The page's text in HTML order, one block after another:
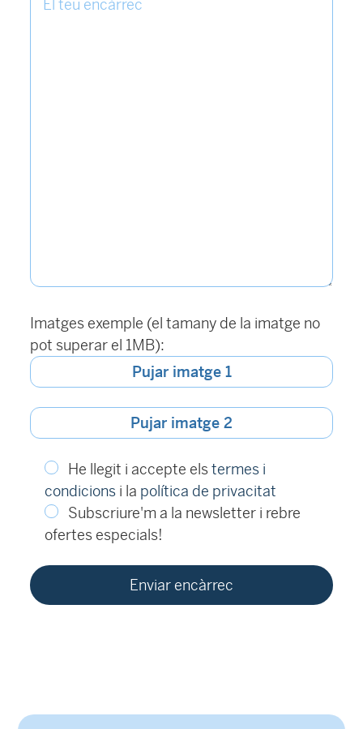
Imatges exemple (el tamany de la imatge no
pot superar el 1MB):
Pujar imatge 1
Pujar imatge 2
He llegit i accepte elstermes i
condicions i la política de privacitat
Subscriure'm a la newsletter i rebre
ofertes especials!